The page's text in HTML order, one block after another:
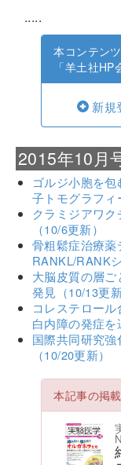
.....
本コンテン
「羊土社
新規
2015年10月
ゴルジ小胞を
子トモグラフィ
クラミジアワ
（10/6更新）
骨粗鬆症治療薬
RANKL/RANK
大脳皮質の層
発見（10/13更新
コレステロー
白内障の発症を
国際共同研究
（10/20更新）
本記事の掲